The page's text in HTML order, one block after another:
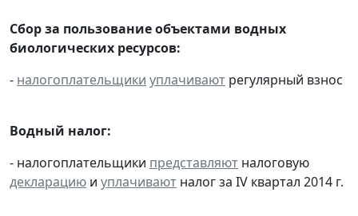
Сбор за пользование объектами водных
биологических ресурсов:
- налогоплательщики уплачивают регулярный взнос
Водный налог:
- налогоплательщики представляют налоговую
декларацию и уплачивают налог за IV квартал 2014 г.